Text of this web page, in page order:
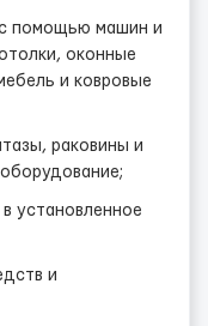
помощью машин и
оконные
и ковровые
раковины и
установленное
и